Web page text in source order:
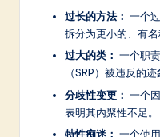
过长的方法： 一个
拆分为更小的、有名
过大的类： 一个职
（SRP）被违反的迹
分歧性变更： 一个
表明其内聚性不足。
特性痴迷： 一个使